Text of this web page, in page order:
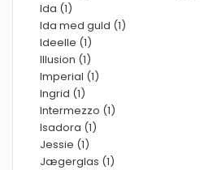
Ida (1)
Ida med guld (1)
Ideelle (1)
Illusion (1)
Imperial (1)
Ingrid (1)
Intermezzo (1)
Isadora (1)
Jessie (1)
Jægerglas (1)